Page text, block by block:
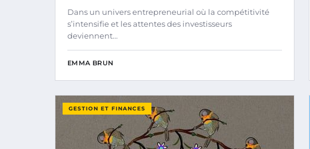
Dans un univers entrepreneurial où la compétitivité
s’intensifie et les attentes des investisseurs
deviennent…
EMMA BRUN
GESTION ET FINANCES